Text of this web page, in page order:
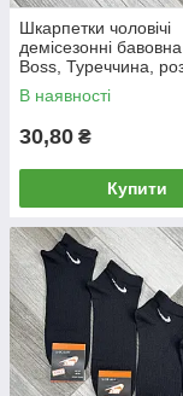
Шкарпетки чоловічі
демісезонні
Boss, Туреччина,
27 (39-42), асорті,
В наявності
30,80 ₴
Купити